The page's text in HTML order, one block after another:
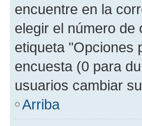
encuentre en la
elegir el número de
etiqueta "Opciones
encuesta (0 para
usuarios cambiar
Arriba